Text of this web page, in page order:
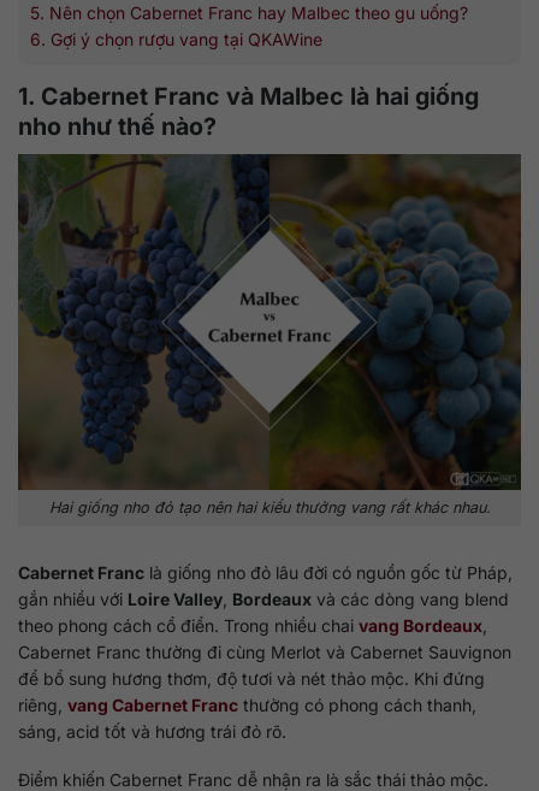
5. Nên chọn Cabernet Franc hay Malbec theo gu uống?
6. Gợi ý chọn rượu vang tại QKAWine
1. Cabernet Franc và Malbec là hai giống
nho như thế nào?
Hai giống nho đỏ tạo nên hai kiểu thưởng vang rất khác nhau.
Cabernet Franc là giống nho đỏ lâu đời có nguồn gốc từ Pháp,
gắn nhiều với Loire Valley Bordeaux và các dòng vang blend
theo phong cách cổ điển. Trong nhiều chai vang Bordeaux
Cabernet Franc thường đi cùng Merlot và Cabernet Sauvignon
để bổ sung hương thơm, độ tươi và nét thảo mộc. Khi đứng
riêng, vang Cabernet Franc thường có phong cách thanh,
sáng, acid tốt và hương trái đỏ rõ.
Điểm khiến Cabernet Franc dễ nhận ra là sắc thái thảo mộc.